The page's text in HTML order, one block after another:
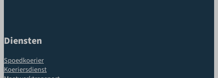
Diensten
Spoedkoerier
Koeriersdienst